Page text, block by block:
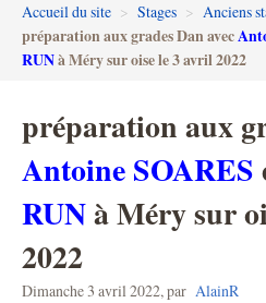
Accueil du site > Stages > Anciens
préparation aux grades Dan avec
RUNà Méry sur oise le 3 avril 2022
préparation aux
Antoine SOARES
RUNà Méry sur
2022
Dimanche 3 avril 2022,par AlainR